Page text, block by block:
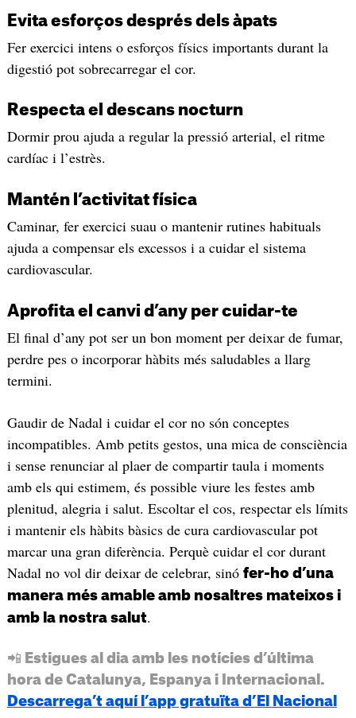
Evita esforços després dels àpats
Fer exercici intens o esforços físics importants durant la
digestió pot sobrecarregar el cor.
Respecta el descans nocturn
Dormir prou ajuda a regular la pressió arterial, el ritme
cardíac i l’estrès.
Mantén l’activitat física
Caminar, fer exercici suau o mantenir rutines habituals
ajuda a compensar els excessos i a cuidar el sistema
cardiovascular.
Aprofita el canvi d’any per cuidar-te
El final d’any pot ser un bon moment per deixar de fumar,
perdre pes o incorporar hàbits més saludables a llarg
termini.
Gaudir de Nadal i cuidar el cor no són conceptes
incompatibles. Amb petits gestos, una mica de consciència
i sense renunciar al plaer de compartir taula i moments
amb els qui estimem, és possible viure les festes amb
plenitud, alegria i salut. Escoltar el cos, respectar els límits
i mantenir els hàbits bàsics de cura cardiovascular pot
marcar una gran diferència. Perquè cuidar el cor durant
Nadal no vol dir deixar de celebrar, sinó fer-ho d’una
manera més amable amb nosaltres mateixos i
amb la nostra salut.
📲 Estigues al dia amb les notícies d’última
hora de Catalunya, Espanya i Internacional.
Descarrega’t aquí l’app gratuïta d’El Nacional